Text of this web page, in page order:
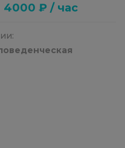
4000 ₽ / час